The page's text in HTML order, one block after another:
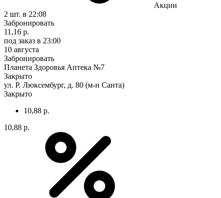
Акции
2 шт. в 22:08
Забронировать
11,16 р.
под заказ в 23:00
10 августа
Забронировать
Планета Здоровья Аптека №7
Закрыто
ул. Р. Люксембург, д. 80 (м-н Санта)
Закрыто
10,88 р.
10,88 р.